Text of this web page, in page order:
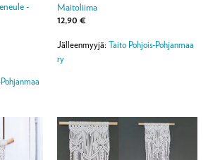
-
Maitoliima
12,90 €
Jälleenmyyjä: Taito Pohjois-Pohjanmaa
ry